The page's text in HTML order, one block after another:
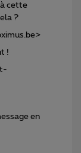
à cette
?
!
en